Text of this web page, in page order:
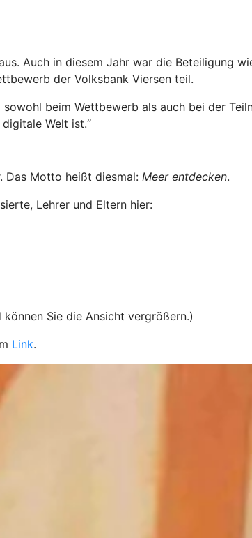
Auch in diesem Jahr war die Beteiligung
der Volksbank Viersen teil.
beim Wettbewerb als auch bei der
Welt ist.“
Das Motto heißt diesmal: Meer entdecken.
Lehrer und Eltern hier:
Sie die Ansicht vergrößern.)
Link.